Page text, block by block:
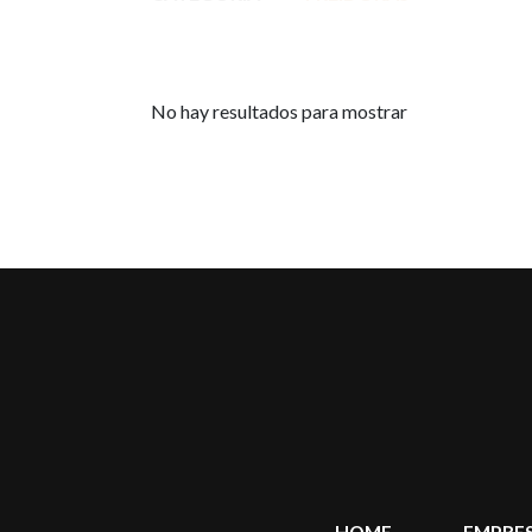
No hay resultados para mostrar